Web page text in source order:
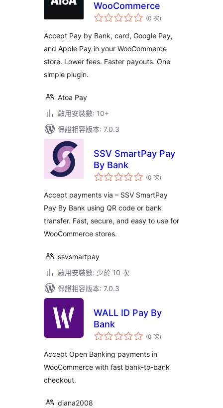
WooCommerce
(0 次評
分
數
)
Accept Pay by Bank, card, Google Pay,
and Apple Pay in your WooCommerce
store. Lower fees. Faster payouts. One
simple plugin.
Atoa Pay
啟用安裝數: 10+
保證相容版本: 7.0.3
SSV SmartPay Pay
By Bank
(0 次評
分
數
)
Accept payments via – SSV SmartPay
Pay By Bank using QR code or bank
transfer. Fast, secure, and easy to use for
WooCommerce stores.
ssvsmartpay
啟用安裝數: 少於 10 次
保證相容版本: 7.0.3
WALL ID Pay By
Bank
(0 次評
分)
Accept Open Banking payments in
WooCommerce with fast bank-to-bank
checkout.
diana2008